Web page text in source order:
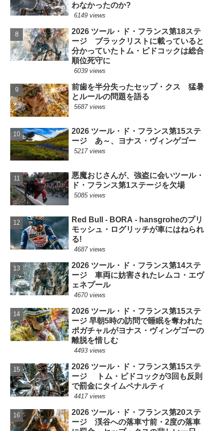
わなかったのか?
6149 views
2026 ツール・ド・フランス第18ステ
ージ ブラックリストに載っていると
分かっていたトム・ピドコックは総合
順位死守に
6039 views
前歯を半分失ったセップ・クス 猛暑
とルールの問題を語る
5687 views
2026 ツール・ド・フランス第15ステ
ージ あ～、ヨナス・ヴィンゲゴー
5217 views
悪魔おじさんが、強盗に会いツール・
ド・フランス第1ステージを欠場
5085 views
Red Bull - BORA - hansgroheのプリ
モッシュ・ログリッチが車にはねられ
る!
4687 views
2026 ツール・ド・フランス第14ステ
ージ 車両に妨害されたレムコ・エヴ
ェネプール
4670 views
2026 ツール・ド・フランス第15ステ
ージ 早朝5時の訪問で睡眠を奪われた
ポガチャルがヨナス・ヴィンゲゴーの
離脱を惜しむ
4493 views
2026 ツール・ド・フランス第15ステ
ージ トム・ピドコックが3回も反則
で罰金にタイムペナルティ
4417 views
2026 ツール・ド・フランス第20ステ
ージ 渓谷への落車寸前・2度の落車